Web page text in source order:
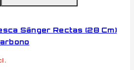
Sänger Rectas (28 Cm)